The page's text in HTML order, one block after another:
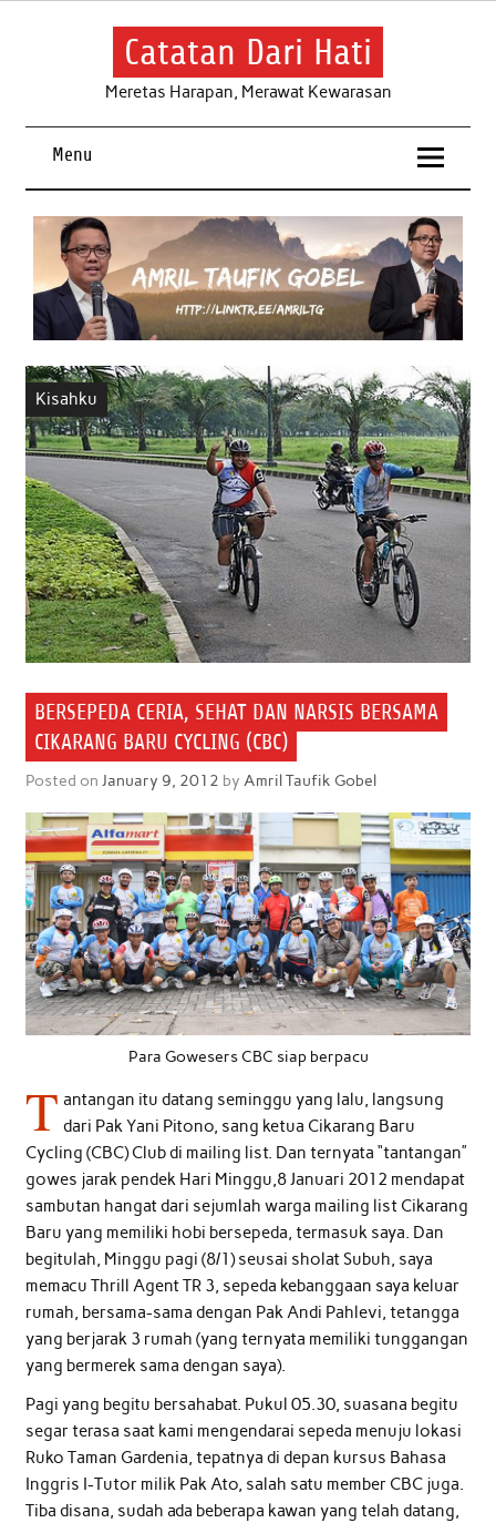
Skip
Catatan Dari Hati
Meretas Harapan, Merawat Kewarasan
Menu
Kisahku
BERSEPEDA CERIA, SEHAT DAN NARSIS BERSAMA
CIKARANG BARU CYCLING (CBC)
Posted on January 9, 2012 by Amril Taufik Gobel
Para Gowesers CBC siap berpacu
T antangan itu datang seminggu yang lalu, langsung
dari Pak Yani Pitono, sang ketua Cikarang Baru
Cycling (CBC) Club di mailing list. Dan ternyata “tantangan”
gowes jarak pendek Hari Minggu,8 Januari 2012 mendapat
sambutan hangat dari sejumlah warga mailing list Cikarang
Baru yang memiliki hobi bersepeda, termasuk saya. Dan
begitulah, Minggu pagi (8/1) seusai sholat Subuh, saya
memacu Thrill Agent TR 3, sepeda kebanggaan saya keluar
rumah, bersama-sama dengan Pak Andi Pahlevi, tetangga
yang berjarak 3 rumah (yang ternyata memiliki tunggangan
yang bermerek sama dengan saya).
Pagi yang begitu bersahabat. Pukul 05.30, suasana begitu
segar terasa saat kami mengendarai sepeda menuju lokasi
Ruko Taman Gardenia, tepatnya di depan kursus Bahasa
Inggris I-Tutor milik Pak Ato, salah satu member CBC juga.
Tiba disana, sudah ada beberapa kawan yang telah datang,